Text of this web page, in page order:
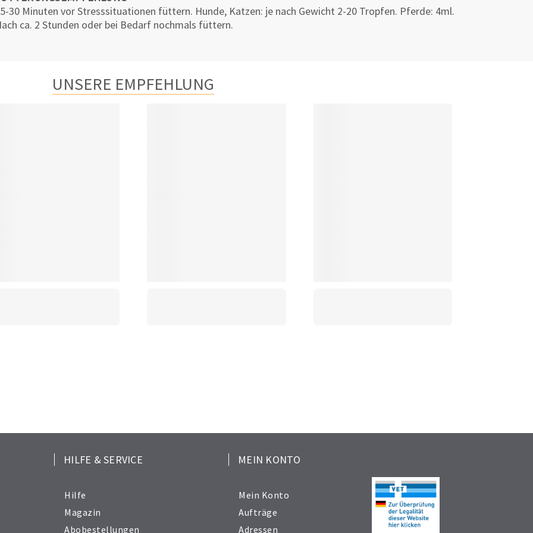
30 Minuten vor Stresssituationen füttern. Hunde, Katzen: je nach Gewicht 2-20 Tropfen. Pferde: 4ml.
ca. 2 Stunden oder bei Bedarf nochmals füttern.
UNSERE EMPFEHLUNG
HILFE & SERVICE
Hilfe
Magazin
Abobestellungen
MEIN KONTO
Mein Konto
Aufträge
Adressen